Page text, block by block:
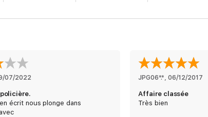
07/2022
écrit nous plonge dans
JPG06*.*, 06/12/2017
Affaire classée
Très bien